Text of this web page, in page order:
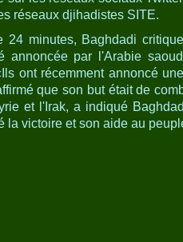
réseaux djihadistes SITE.
24 minutes, Baghdadi
annoncée par l'Arabie
ont récemment annoncé
que son but était de
et l'Irak, a indiqué
la victoire et son aide au